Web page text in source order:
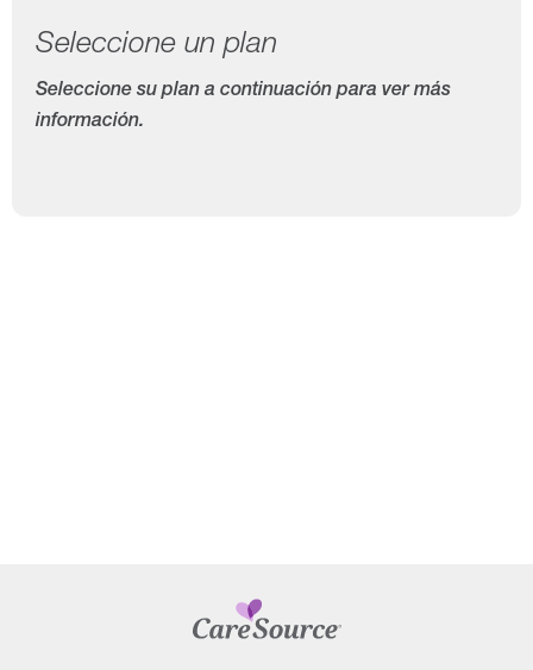
Seleccione un plan
Seleccione su plan a continuación para ver más
información.